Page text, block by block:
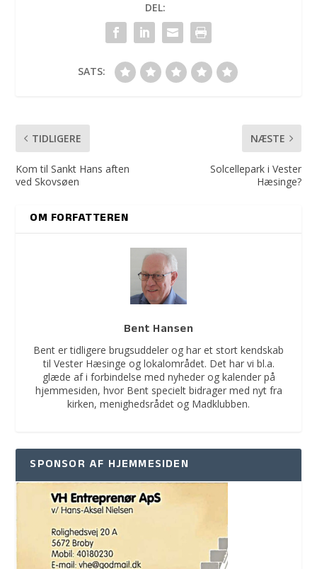
DEL:
SATS:
TIDLIGERE
Kom til Sankt Hans aften
ved Skovsøen
NÆSTE
Solcellepark i Vester
Hæsinge?
OM FORFATTEREN
Bent Hansen
Bent er tidligere brugsuddeler og har et stort kendskab
til Vester Hæsinge og lokalområdet. Det har vi bl.a.
glæde af i forbindelse med nyheder og kalender på
hjemmesiden, hvor Bent specielt bidrager med nyt fra
kirken, menighedsrådet og Madklubben.
SPONSOR AF HJEMMESIDEN